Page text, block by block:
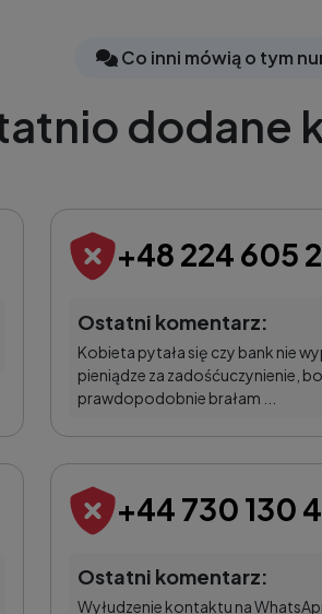
Co inni mówią o tym
dodane
+48 224 605
Ostatni komentarz:
Kobieta pytała się czy bank nie
pieniądze za zadośćuczynienie, bo
prawdopodobnie brałam ...
+44 730 130
Ostatni komentarz:
Wyłudzenie kontaktu na